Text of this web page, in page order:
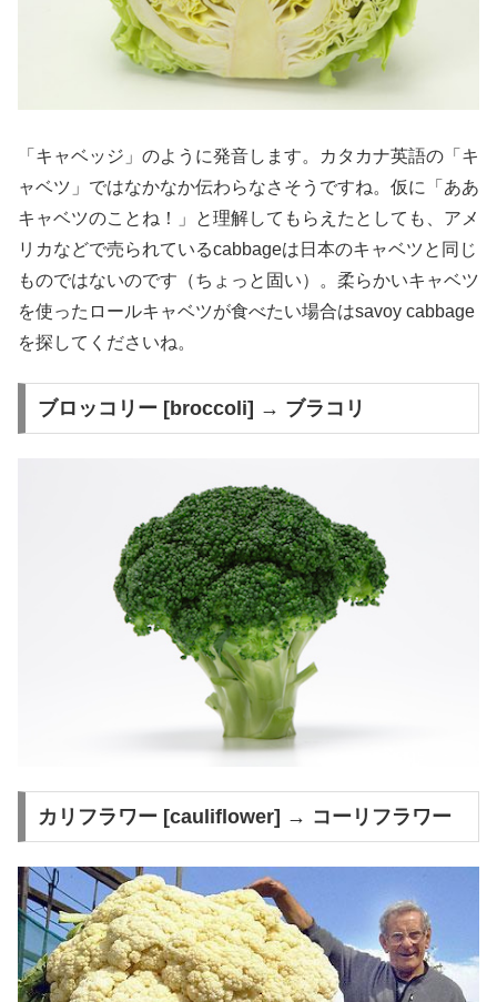
「キャベッジ」のように発音します。カタカナ英語の「キ
ャベツ」ではなかなか伝わらなさそうですね。仮に「ああ
キャベツのことね！」と理解してもらえたとしても、アメ
リカなどで売られているcabbageは日本のキャベツと同じ
ものではないのです（ちょっと固い）。柔らかいキャベツ
を使ったロールキャベツが食べたい場合はsavoy cabbage
を探してくださいね。
ブロッコリー [broccoli] → ブラコリ
カリフラワー [cauliflower] → コーリフラワー